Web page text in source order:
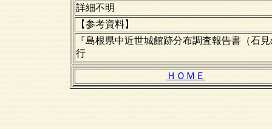
詳細不明
【参考資料】
『島根県中近世城館跡分布調査報告書（石
行
ＨＯＭＥ